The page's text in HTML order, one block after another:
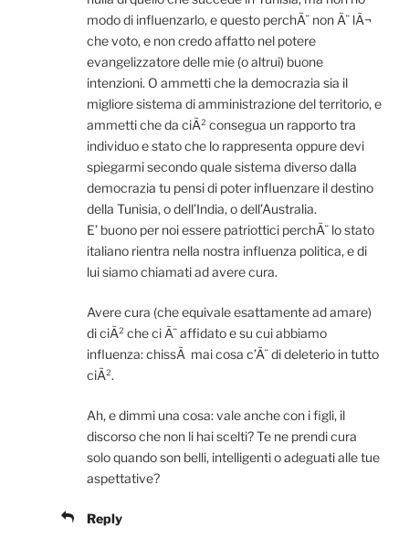
modo di influenzarlo, e questo perchÃ¨ non Ã¨ lÃ¬
che voto, e non credo affatto nel potere
evangelizzatore delle mie (o altrui) buone
intenzioni. O ammetti che la democrazia sia il
migliore sistema di amministrazione del territorio, e
ammetti che da ciÃ² consegua un rapporto tra
individuo e stato che lo rappresenta oppure devi
spiegarmi secondo quale sistema diverso dalla
democrazia tu pensi di poter influenzare il destino
della Tunisia, o dell’India, o dell’Australia.
E’ buono per noi essere patriottici perchÃ¨ lo stato
italiano rientra nella nostra influenza politica, e di
lui siamo chiamati ad avere cura.
Avere cura (che equivale esattamente ad amare)
di ciÃ² che ci Ã¨ affidato e su cui abbiamo
influenza: chissÃ mai cosa c’Ã¨ di deleterio in tutto
ciÃ².
Ah, e dimmi una cosa: vale anche con i figli, il
discorso che non li hai scelti? Te ne prendi cura
solo quando son belli, intelligenti o adeguati alle tue
aspettative?
Reply